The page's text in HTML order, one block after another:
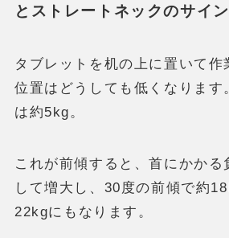
とストレートネックのサイン
タブレットを机の上に置いて作
位置はどうしても低くなります
は約5kg。
これが前傾すると、首にかかる
して増大し、30度の前傾で約
22kgにもなります。